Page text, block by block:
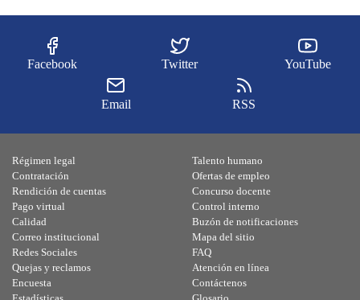
Facebook Twitter YouTube
Email RSS
Régimen legal
Contratación
Rendición de cuentas
Pago virtual
Calidad
Talento humano
Ofertas de empleo
Concurso docente
Control interno
Buzón de notificaciones
Correo institucional
Redes Sociales
Quejas y reclamos
Encuesta
Mapa del sitio
FAQ
Atención en línea
Contáctenos